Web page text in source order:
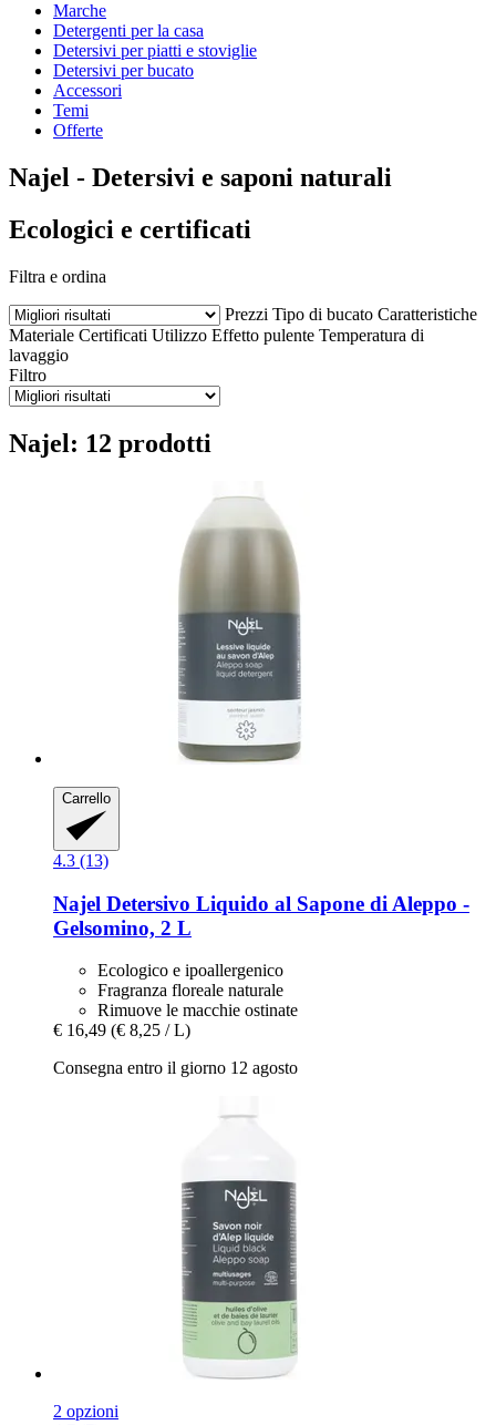
Marche
Detergenti per la casa
Detersivi per piatti e stoviglie
Detersivi per bucato
Accessori
Temi
Offerte
Najel - Detersivi e saponi naturali
Ecologici e certificati
Filtra e ordina
Prezzi Tipo di bucato Caratteristiche
Materiale Certificati Utilizzo Effetto pulente Temperatura di
lavaggio
Filtro
Najel: 12 prodotti
Carrello
4.3 (13)
Najel Detersivo Liquido al Sapone di Aleppo -​
Gelsomino, 2 L
Ecologico e ipoallergenico
Fragranza floreale naturale
Rimuove le macchie ostinate
€ 16,49 (€ 8,25 / L)
Consegna entro il giorno 12 agosto
2 opzioni